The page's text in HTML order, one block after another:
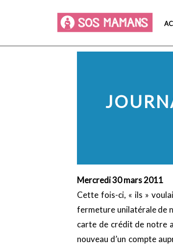
Mercredi 30 mars 2011
Cette fois-ci, « ils »
fermeture unilatérale de
carte de crédit de notre
nouveau d’un compte